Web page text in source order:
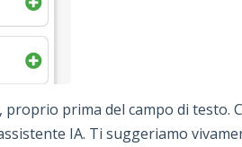
proprio prima del campo di testo.
IA. Ti suggeriamo